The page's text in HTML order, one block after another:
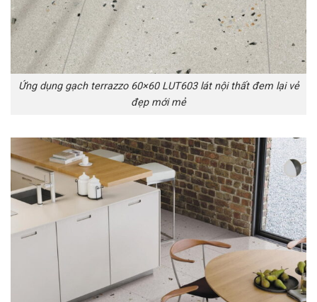
Ứng dụng gạch terrazzo 60×60 LUT603 lát nội thất đem lại vẻ
đẹp mới mẻ